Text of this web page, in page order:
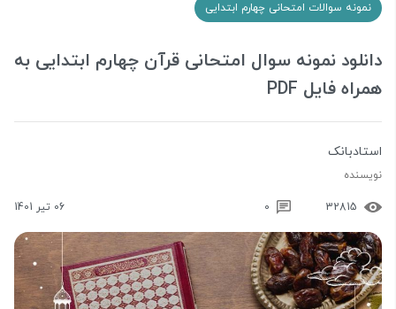
نمونه سوالات امتحانی چهارم ابتدایی
دانلود نمونه سوال امتحانی قرآن چهارم ابتدایی به
همراه فایل PDF
استادبانک
نویسنده
32815
0 06 تیر 1401